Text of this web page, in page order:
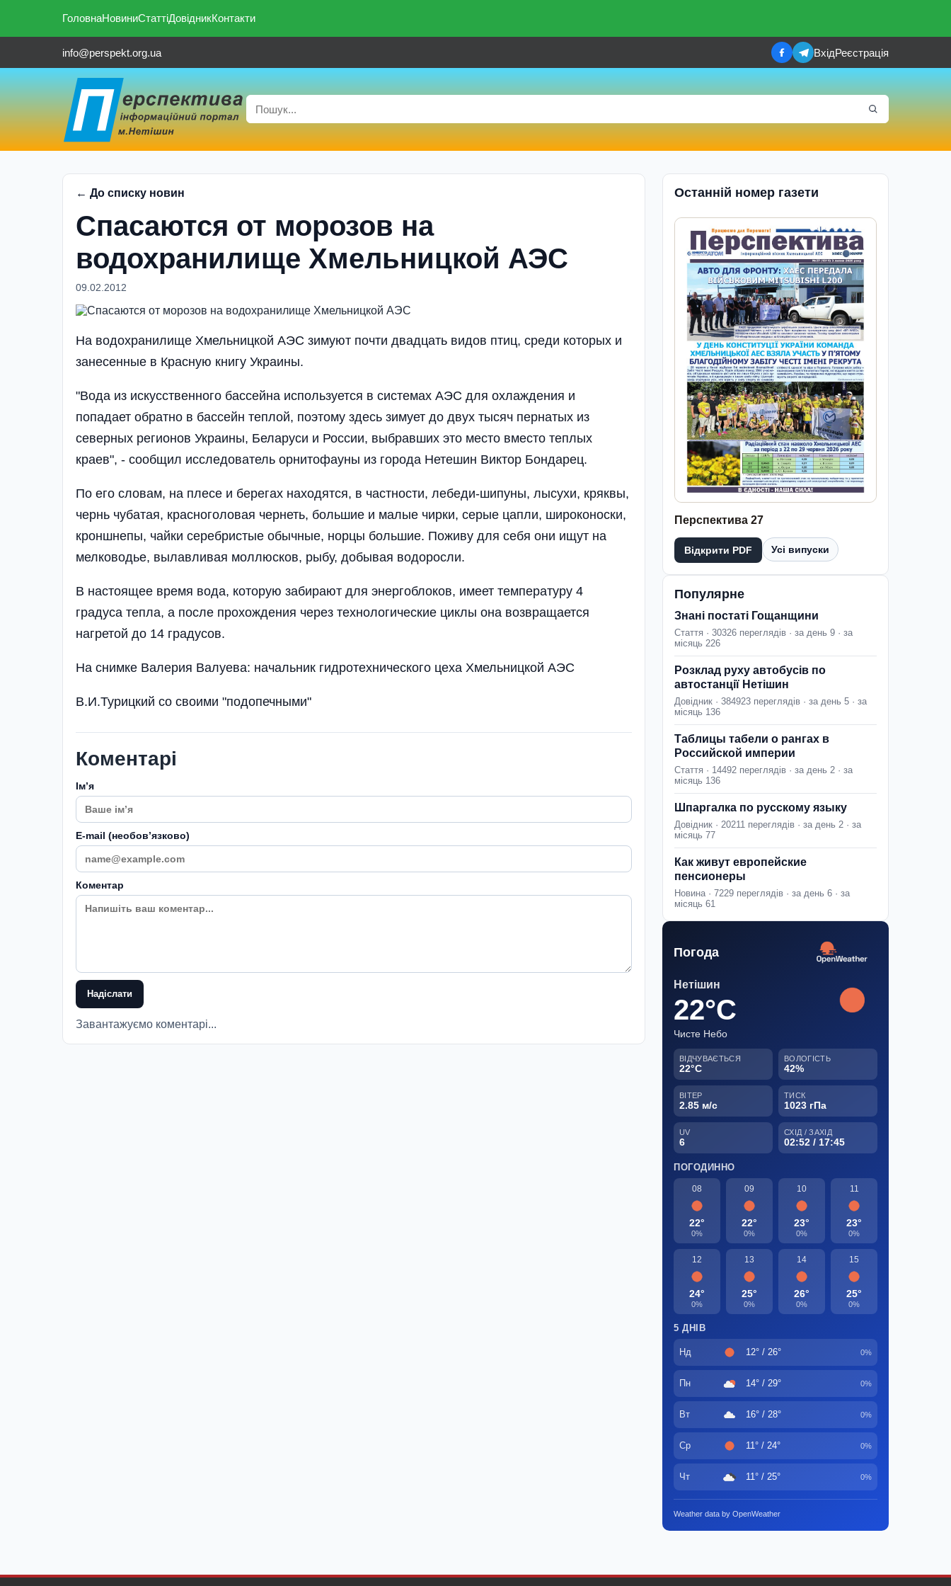
ГоловнаНовиниСтаттіДовідникКонтакти
info@perspekt.org.ua ВхідРеєстрація
← До списку новин
Спасаются от морозов на
водохранилище Хмельницкой АЭС
09.02.2012
На водохранилище Хмельницкой АЭС зимуют почти двадцать видов птиц, среди которых и
занесенные в Красную книгу Украины.
"Вода из искусственного бассейна используется в системах АЭС для охлаждения и
попадает обратно в бассейн теплой, поэтому здесь зимует до двух тысяч пернатых из
северных регионов Украины, Беларуси и России, выбравших это место вместо теплых
краев", - сообщил исследователь орнитофауны из города Нетешин Виктор Бондарец.
По его словам, на плесе и берегах находятся, в частности, лебеди-шипуны, лысухи, кряквы,
чернь чубатая, красноголовая чернеть, большие и малые чирки, серые цапли, широконоски,
кроншнепы, чайки серебристые обычные, норцы большие. Поживу для себя они ищут на
мелководье, вылавливая моллюсков, рыбу, добывая водоросли.
В настоящее время вода, которую забирают для энергоблоков, имеет температуру 4
градуса тепла, а после прохождения через технологические циклы она возвращается
нагретой до 14 градусов.
На снимке Валерия Валуева: начальник гидротехнического цеха Хмельницкой АЭС
В.И.Турицкий со своими "подопечными"
Коментарі
Імʼя
E-mail (необовʼязково)
Коментар
Надіслати
Завантажуємо коментарі...
Останній номер газети
Перспектива 27
Відкрити PDF Усі випуски
Популярне
Знані постаті Гощанщини
Стаття · 30326 переглядів · за день 9 · за
місяць 226
Розклад руху автобусів по
автостанції Нетішин
Довідник · 384923 переглядів · за день 5 · за
місяць 136
Таблицы табели о рангах в
Российской империи
Стаття · 14492 переглядів · за день 2 · за
місяць 136
Шпаргалка по русскому языку
Довідник · 20211 переглядів · за день 2 · за
місяць 77
Как живут европейские
пенсионеры
Новина · 7229 переглядів · за день 6 · за
місяць 61
Погода
Нетішин
22°C
Чисте Небо
ВІДЧУВАЄТЬСЯ
22°C
ВОЛОГІСТЬ
42%
ВІТЕР
2.85 м/с
ТИСК
1023 гПа
UV
6
СХІД / ЗАХІД
02:52 / 17:45
ПОГОДИННО
08
22°
0%
09
22°
0%
10
23°
0%
11
23°
0%
12
24°
0%
13
25°
0%
14
26°
0%
15
25°
0%
5 ДНІВ
Нд 12° / 26° 0%
Пн 14° / 29° 0%
Вт 16° / 28° 0%
Ср 11° / 24° 0%
Чт 11° / 25° 0%
Weather data by OpenWeather